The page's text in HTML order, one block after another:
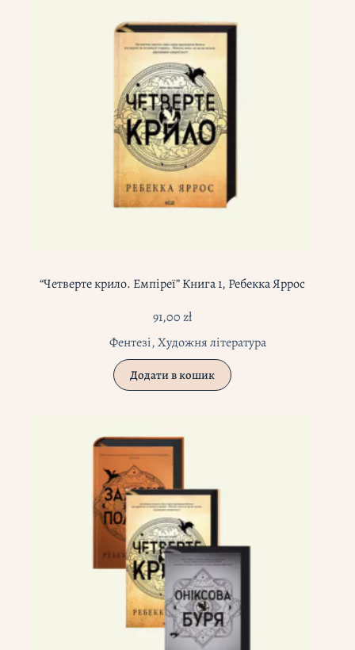
“Четверте крило. Емпіреї” Книга 1, Ребекка Яррос
91,00zł
Фентезі,Художня література
Додати в кошик